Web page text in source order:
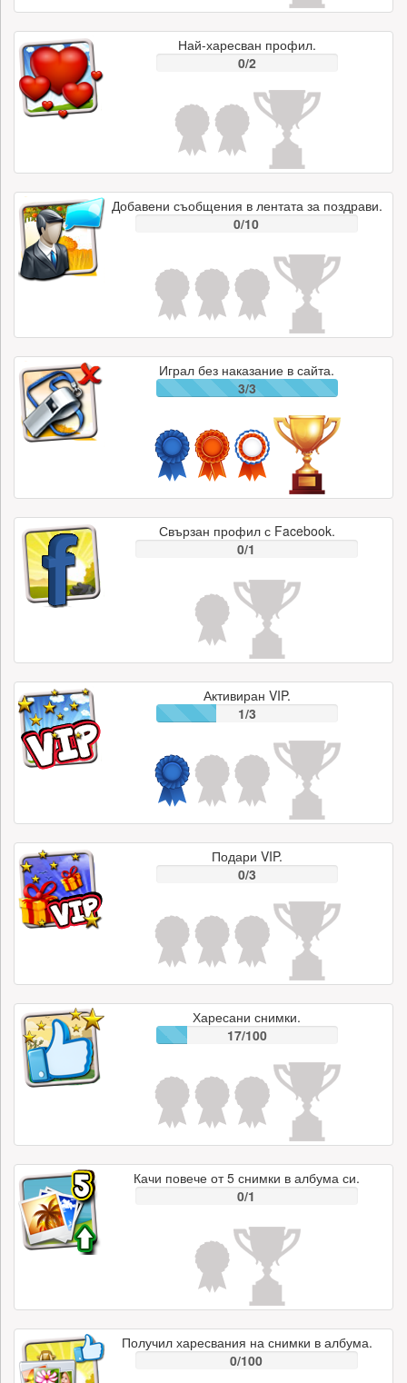
Най-харесван профил.
0/2
Добавени съобщения в лентата за поздрави.
0/10
Играл без наказание в сайта.
3/3
Свързан профил с Facebook.
0/1
Активиран VIP.
1/3
Подари VIP.
0/3
Харесани снимки.
17/100
Качи повече от 5 снимки в албума си.
0/1
Получил харесвания на снимки в албума.
0/100